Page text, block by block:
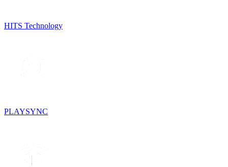
HITS Technology
PLAYSYNC